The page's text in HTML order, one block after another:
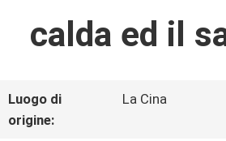
FABBRICA
CONTROLLO
calda ed il
Luogo di
origine:
La Cina